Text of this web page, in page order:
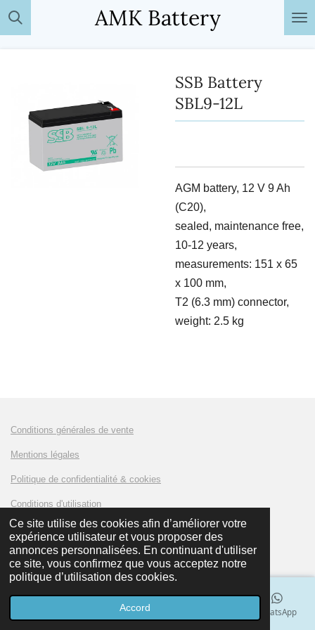
Ce site utilise des cookies afin d’améliorer votre
expérience utilisateur et vous proposer des
annonces personnalisées. En continuant d'utiliser
ce site, vous confirmez que vous acceptez notre
politique d’utilisation des cookies.
Accord
Passer
au
AMK Battery
SSB Battery
SBL9-12L
AGM battery, 12 V 9 Ah
(C20),
sealed, maintenance free,
10-12 years,
measurements: 151 x 65
x 100 mm,
T2 (6.3 mm) connector,
weight: 2.5 kg
Conditions générales de vente
Mentions légales
Politique de confidentialité & cookies
Conditions d'utilisation
© 2023 - 2024 AMKLUX Battery
Carte WhatsApp